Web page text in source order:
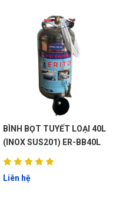
BÌNH BỌT TUYẾT LOẠI 40L
(INOX SUS201) ER-BB40L
Liên hệ